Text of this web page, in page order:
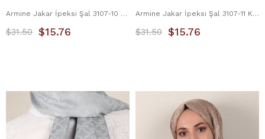
Armine Jakar İpeksi Şal 3107-10 Mavi
$15.76
$31.50
Armine Jakar İpeksi Şal 3107-11 Kahverengi
$15.76
$31.50